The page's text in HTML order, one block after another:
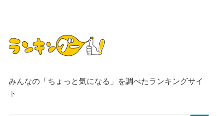
みんなの「ちょっと気になる」を調べたランキングサイ
ト